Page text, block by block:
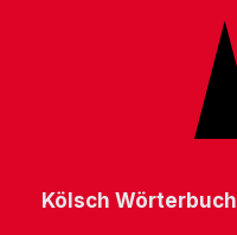
Kölsch Wörterbuch